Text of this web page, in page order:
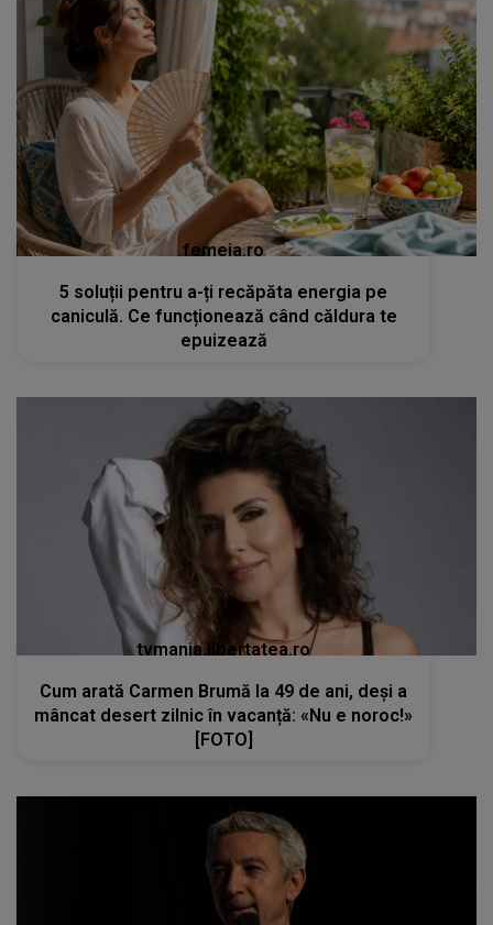
femeia.ro
5 soluții pentru a-ți recăpăta energia pe
caniculă. Ce funcționează când căldura te
epuizează
tvmania.libertatea.ro
Cum arată Carmen Brumă la 49 de ani, deși a
mâncat desert zilnic în vacanță: «Nu e noroc!»
[FOTO]